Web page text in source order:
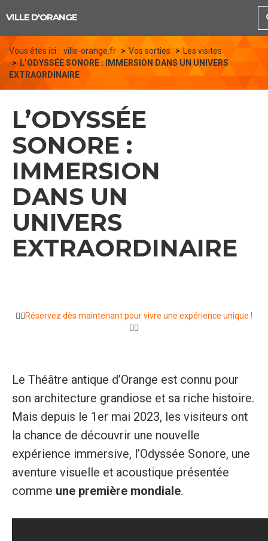
VILLE D'ORANGE
Vous êtes ici : ville-orange.fr Vos sorties
Les visites
L’ODYSSÉE SONORE : IMMERSION DANS UN UNIVERS
EXTRAORDINAIRE
L’ODYSSÉE
SONORE :
IMMERSION
DANS UN
UNIVERS
EXTRAORDINAIRE
🧜‍♂️Réservez dès maintenant pour vivre une expérience unique !
🧜‍♂️
Le Théâtre antique d’Orange est connu pour
son architecture grandiose et sa riche histoire.
Mais depuis le 1er mai 2023, les visiteurs ont
la chance de découvrir une nouvelle
expérience immersive, l’Odyssée Sonore, une
aventure visuelle et acoustique présentée
comme une première mondiale.